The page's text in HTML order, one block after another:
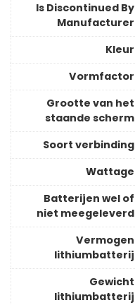
Is Discontinued By
Manufacturer
Kleur
Vormfactor
Grootte van het
staande scherm
Soort verbinding
Wattage
Batterijen wel of
niet meegeleverd
Vermogen
lithiumbatterij
Gewicht
lithiumbatterij